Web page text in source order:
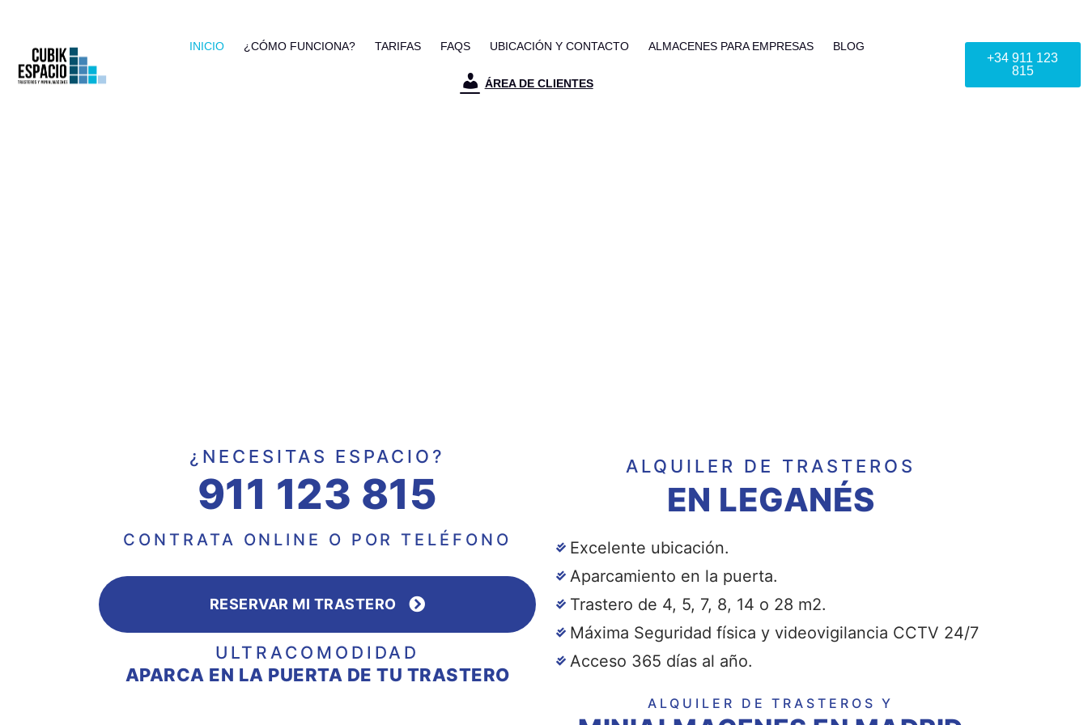
INICIO ¿CÓMO FUNCIONA? TARIFAS FAQS UBICACIÓN Y CONTACTO ALMACENES PARA EMPRESAS BLOG
ÁREA DE CLIENTES
+34 911 123
815
¿NECESITAS ESPACIO?
911 123 815
CONTRATA ONLINE O POR TELÉFONO
RESERVAR MI TRASTERO
ULTRACOMODIDAD
APARCA EN LA PUERTA DE TU TRASTERO
ALQUILER DE TRASTEROS
EN LEGANÉS
Excelente ubicación.
Aparcamiento en la puerta.
Trastero de 4, 5, 7, 8, 14 o 28 m2.
Máxima Seguridad física y videovigilancia CCTV 24/7
Acceso 365 días al año.
ALQUILER DE TRASTEROS Y